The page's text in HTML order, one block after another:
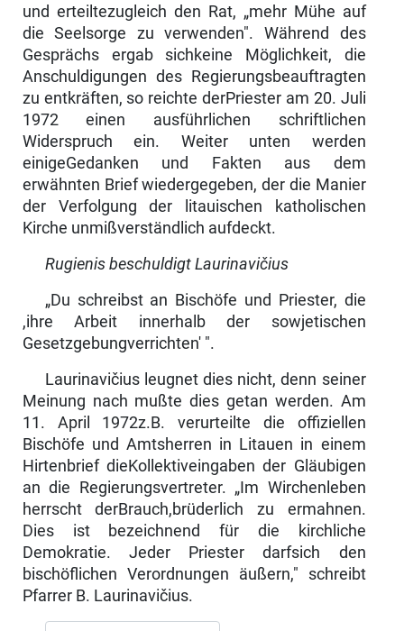
und erteiltezugleich den Rat, „mehr Mühe auf
die Seelsorge zu verwenden". Während des
Gesprächs ergab sichkeine Möglichkeit, die
Anschuldigungen des Regierungsbeauftragten
zu entkräften, so reichte derPriester am 20. Juli
1972 einen ausführlichen schrift­lichen
Widerspruch ein. Weiter unten werden
einigeGedanken und Fakten aus dem
erwähnten Brief wiedergegeben, der die Manier
der Verfolgung der litaui­schen katholischen
Kirche unmißverständlich aufdeckt.
Rugienis beschuldigt Laurinavičius
„Du schreibst an Bischöfe und Priester, die
,ihre Arbeit innerhalb der sowjeti­schen
Gesetzgebungverrichten' ".
Laurinavičius leugnet dies nicht, denn seiner
Meinung nach mußte dies getan werden. Am
11. April 1972z.B. verurteilte die offiziellen
Bischöfe und Amts­herren in Litauen in einem
Hirtenbrief dieKollektiveingaben der Gläubigen
an die Regierungsvertreter. „Im Wirchenleben
herrscht derBrauch,brüderlich zu ermahnen.
Dies ist bezeichnend für die kirchliche
Demokratie. Jeder Priester darfsich den
bischöflichen Verordnungen äußern," schreibt
Pfarrer B. Laurinavičius.